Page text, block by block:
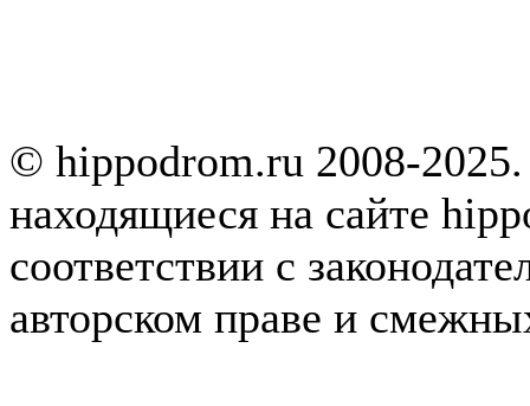
© hippodrom.ru 2008-
находящиеся на сайте
соответствии с
авторском праве и